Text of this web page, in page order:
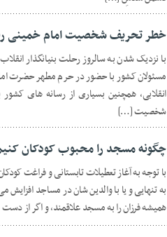
خطر تحریف شخصیت امام خمینی
با نزدیک شدن به سالروز رحلت بنیانگذار
مسئولان کشور با حضور در حرم مطهر حضرت
انقلابی، همچنین بسیاری از رسانه های
شخصیت […]
چگونه مسجد را محبوب کودکان
با توجه به آغاز تعطیلات تابستانی و فراغت
به تنهایی و یا با والدین شان در مساجد
همیشه فرزان را به مسجد علاقمند، و اگر از